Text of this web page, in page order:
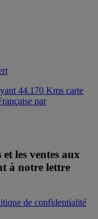
44.170 Kms carte
par
les ventes aux
à notre lettre
de confidentialité